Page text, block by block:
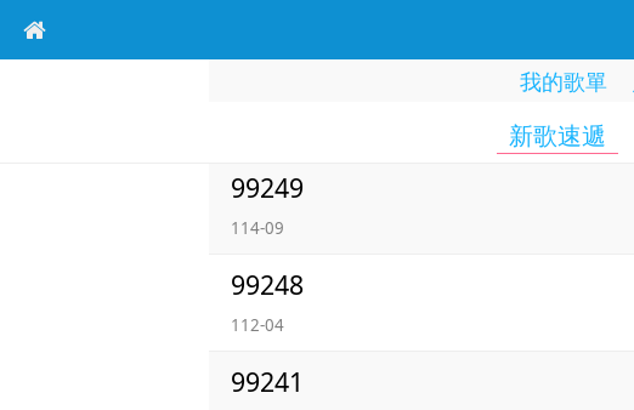
我的歌單
新歌速遞
99249
114-09
99248
112-04
99241